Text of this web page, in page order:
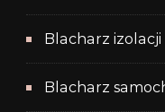
Blacharz izolacji
Blacharz